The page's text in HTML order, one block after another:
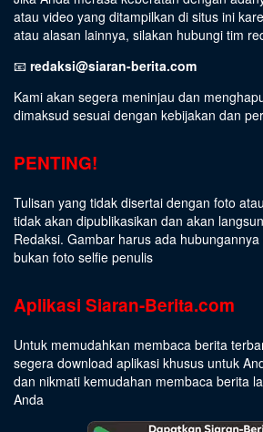
atau video yang ditampilkan di situs ini
atau alasan lainnya, silakan hubungi tim
📧 redaksi@siaran-berita.com
Kami akan segera meninjau dan
dimaksud sesuai dengan kebijakan dan
PENTING!
Tulisan yang tidak disertai dengan foto
tidak akan dipublikasikan dan akan
Redaksi. Gambar harus ada
bukan foto selfie penulis
Aplikasi Siaran-Berita.com
Untuk memudahkan membaca berita
segera download aplikasi khusus untuk
dan nikmati kemudahan membaca berita
Anda